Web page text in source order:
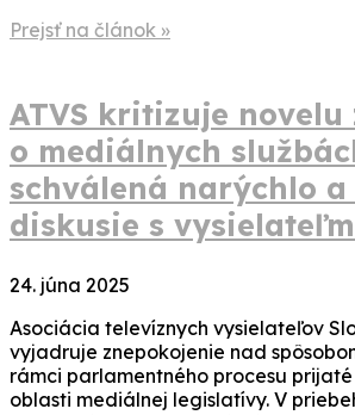
Prejsť na článok »
ATVS kritizuje novelu
o mediálnych
schválená narýchlo a
diskusie s
24. júna 2025
Asociácia televíznych vysielateľov
vyjadruje znepokojenie nad
rámci parlamentného procesu
oblasti mediálnej legislatívy. V